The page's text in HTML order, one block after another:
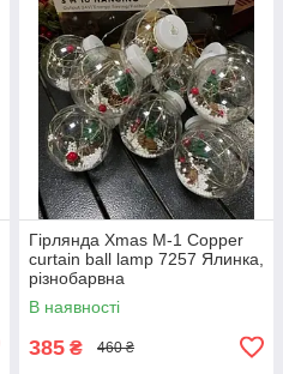
Гірлянда Xmas M-1 Copper
curtain ball lamp 7257 Ялинка,
різнобарвна
В наявності
385 ₴ 460 ₴